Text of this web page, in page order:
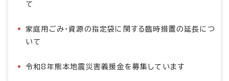
て
家庭用ごみ・資源の指定袋に関する臨時措置の延長につ
いて
令和8年熊本地震災害義援金を募集しています